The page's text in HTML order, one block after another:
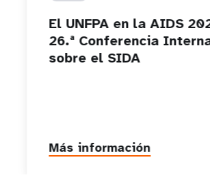
El UNFPA en la AIDS
26.ª Conferencia
sobre el SIDA
Más información